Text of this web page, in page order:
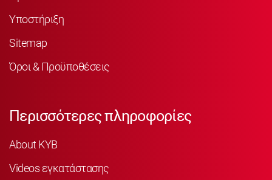
Υποστήριξη
Sitemap
Όροι & Προϋποθέσεις
Περισσότερες πληροφορίες
About KYB
Videos εγκατάστασης